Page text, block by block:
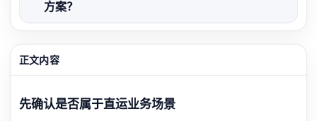
方案？
正文内容
先确认是否属于直运业务场景